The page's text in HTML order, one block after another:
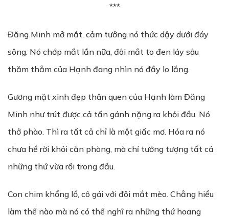
***
Đăng Minh mở mắt, cảm tưởng nó thức dậy dưới đáy
sông. Nó chớp mắt lần nữa, đôi mắt to đen láy sâu
thăm thẳm của Hạnh đang nhìn nó đầy lo lắng.
Gương mặt xinh đẹp thân quen của Hạnh làm Đăng
Minh như trút được cả tấn gánh nặng ra khỏi đầu. Nó
thở phào. Thì ra tất cả chỉ là một giấc mơ. Hóa ra nó
chưa hề rời khỏi căn phòng, mà chỉ tưởng tượng tất cả
những thứ vừa rồi trong đầu.
Con chim khổng lồ, cô gái với đôi mắt mèo. Chẳng hiểu
làm thế nào mà nó có thể nghĩ ra những thứ hoang